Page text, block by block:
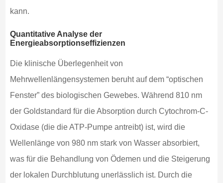
kann.
Quantitative Analyse der
Energieabsorptionseffizienzen
Die klinische Überlegenheit von
Mehrwellenlängensystemen beruht auf dem “optischen
Fenster” des biologischen Gewebes. Während 810 nm
der Goldstandard für die Absorption durch Cytochrom-C-
Oxidase (die die ATP-Pumpe antreibt) ist, wird die
Wellenlänge von 980 nm stark von Wasser absorbiert,
was für die Behandlung von Ödemen und die Steigerung
der lokalen Durchblutung unerlässlich ist. Durch die